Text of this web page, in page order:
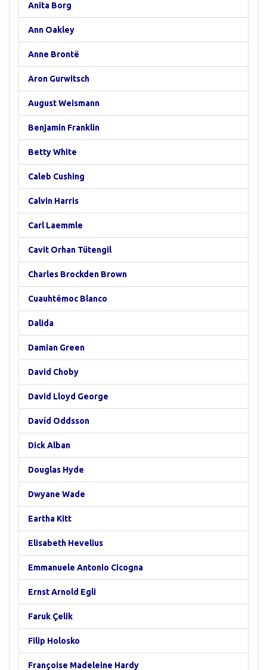
Anita Borg
Ann Oakley
Anne Brontë
Aron Gurwitsch
August Weismann
Benjamin Franklin
Betty White
Caleb Cushing
Calvin Harris
Carl Laemmle
Cavit Orhan Tütengil
Charles Brockden Brown
Cuauhtémoc Blanco
Dalida
Damian Green
David Choby
David Lloyd George
Davíd Oddsson
Dick Alban
Douglas Hyde
Dwyane Wade
Eartha Kitt
Elisabeth Hevelius
Emmanuele Antonio Cicogna
Ernst Arnold Egli
Faruk Çelik
Filip Holosko
Françoise Madeleine Hardy